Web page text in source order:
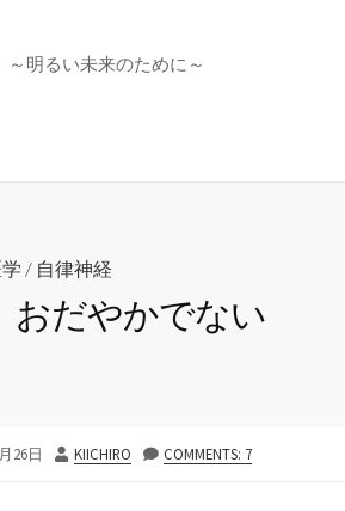
～明るい未来のために～
/ 自律神経
おだやかでない
26日
投
KIICHIRO COMMENTS: 7